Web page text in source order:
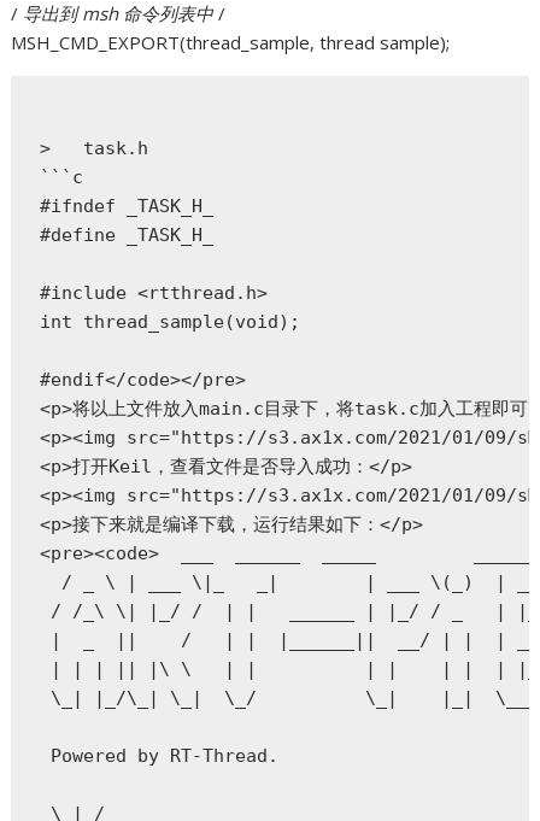
/ 导出到 msh 命令列表中/
MSH_CMD_EXPORT(thread_sample, thread sample);
>   task.h
```c
#ifndef _TASK_H_
#define _TASK_H_
#include <rtthread.h>
int thread_sample(void);
#endif</code></pre>
<p>将以上文件放入main.c目录下，将task.c加入工程即
<p><img src="https://s3.ax1x.com/2021/01/09/
<p>打开Keil，查看文件是否导入成功：</p>
<p><img src="https://s3.ax1x.com/2021/01/09/
<p>接下来就是编译下载，运行结果如下：</p>
<pre><code>  ___  ______  _____
/ _ \ | ___ \|_   _|        | ___ \(_)  |
/ /_\ \| |_/ /  | |   ______ | |_/ / _
|  _  ||    /   | |  |______||  __/ | |
| | | || |\ \   | |          | |    | |  |
\_| |_/\_| \_|  \_/          \_|    |_|
Powered by RT-Thread.
\ | /